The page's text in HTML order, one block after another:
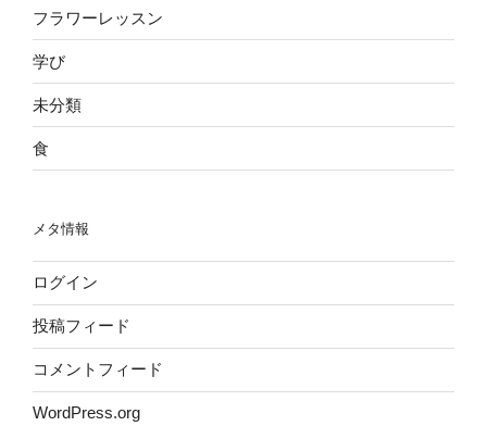
フラワーレッスン
学び
未分類
食
メタ情報
ログイン
投稿フィード
コメントフィード
WordPress.org